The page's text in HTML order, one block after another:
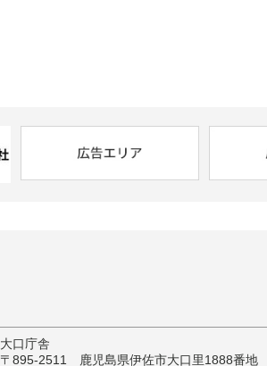
大口庁舎
〒895-2511 鹿児島県伊佐市大口里1888番地